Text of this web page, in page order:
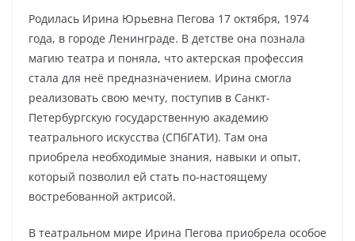
Родилась Ирина Юрьевна Пегова 17 октября, 1974
года, в городе Ленинграде. В детстве она познала
магию театра и поняла, что актерская профессия
стала для неё предназначением. Ирина смогла
реализовать свою мечту, поступив в Санкт-
Петербургскую государственную академию
театрального искусства (СПбГАТИ). Там она
приобрела необходимые знания, навыки и опыт,
который позволил ей стать по-настоящему
востребованной актрисой.
В театральном мире Ирина Пегова приобрела особое